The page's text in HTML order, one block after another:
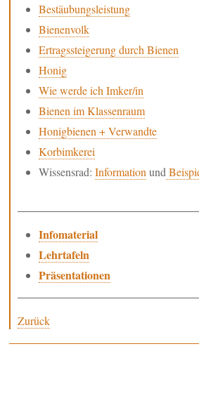
Lehrmaterial
Infomaterial
Lehrtafeln
Präsentationen
Projekte
Praktische Imkerei
Dienstleistungen / Lehrgänge
Allgemeine Informationen
Kontakte
Aktuelles
Beebreed.eu
Bestäubungsleistung
Bienenvolk
Ertragssteigerung durch Bienen
Honig
Wie werde ich Imker/in
Bienen im Klassenraum
Honigbienen + Verwandte
Korbimkerei
Wissensrad:Information und
Infomaterial
Lehrtafeln
Präsentationen
Zurück